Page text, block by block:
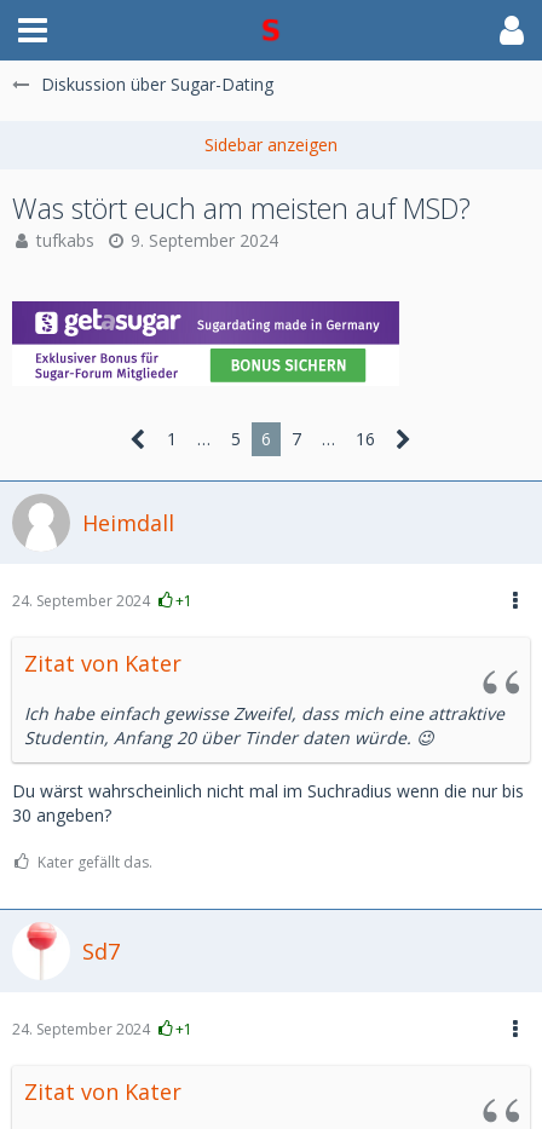
Diskussion über Sugar-Dating
Was stört euch am meisten auf MSD?
tufkabs 9. September 2024
1 … 5 6 7 … 16
Heimdall
24. September 2024 +1
Zitat von Kater
Ich habe einfach gewisse Zweifel, dass mich eine attraktive
Studentin, Anfang 20 über Tinder daten würde. 😉
Du wärst wahrscheinlich nicht mal im Suchradius wenn die nur bis
30 angeben?
Kater gefällt das.
Sd7
24. September 2024 +1
Zitat von Kater